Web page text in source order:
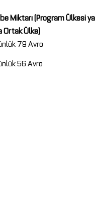
Miktarı (Program Ülkesi ya
Ortak Ülke)
79 Avro
56 Avro